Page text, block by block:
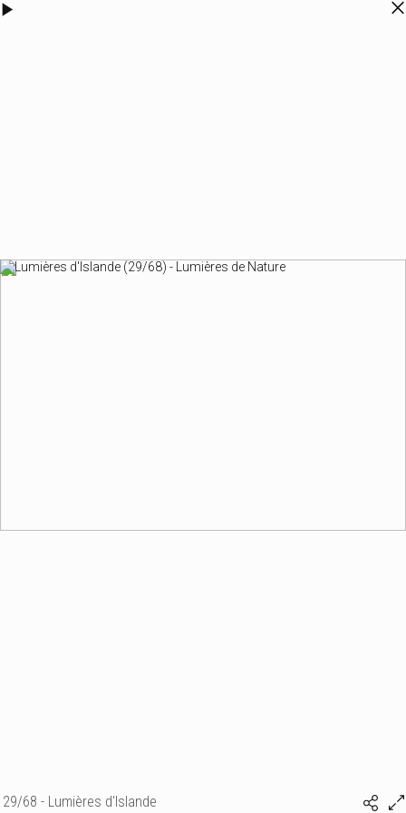
29/68 - Lumières d'Islande